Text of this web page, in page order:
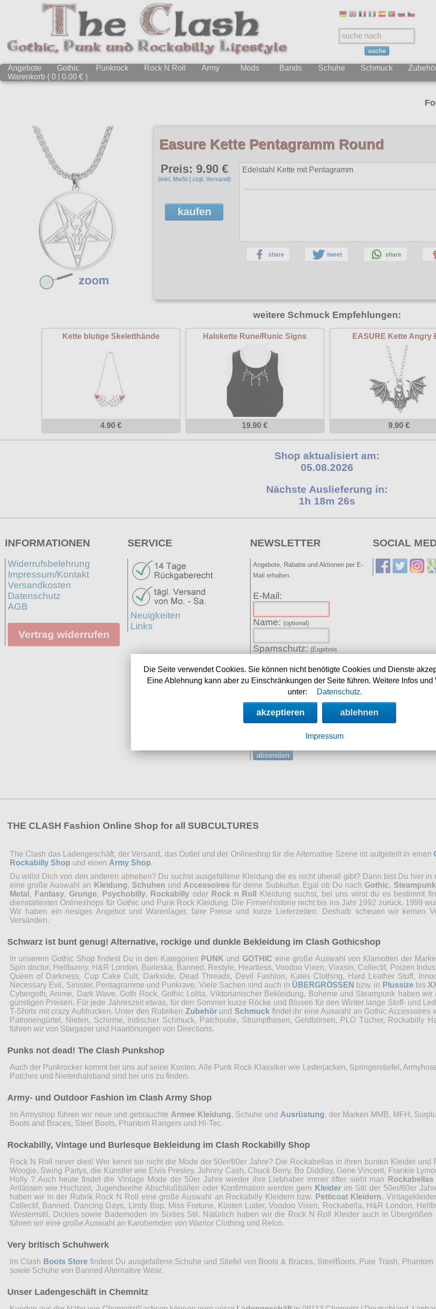
suche
Angebote Gothic Punkrock Rock N Roll Army Mods Bands Schuhe Schmuck
Warenkorb ( 0 | 0.00 € )
Folgt
Easure Kette Pentagramm Round
Preis: 9.90 €
(inkl. MwSt | zzgl. Versand)
kaufen
Edelstahl Kette mit Pentagramm
share tweet share
weitere Schmuck Empfehlungen:
Kette blutige Skeletthände
4.90 €
Halskette Rune/Runic Signs
19.90 €
EASURE Kette Angry
9.90 €
Shop aktualisiert am:
05.08.2026
Nächste Auslieferung in:
1h 18m 26s
INFORMATIONEN
Widerrufsbelehrung
Impressum/Kontakt
Versandkosten
Datenschutz
AGB
Vertrag widerrufen
SERVICE
Neuigkeiten
Links
NEWSLETTER
Angebote, Rabatte und Aktionen per E-
Mail erhalten.
E-Mail:
Name: (optional)
Spamschutz: (Ergebnis
2+5=
Sie erklären sich damit
Bearbeitung Ihres Anliegens verwendet
werden. Weitere Informationen und
Widerrufshinweise finden Sie in der
absenden
SOCIAL
THE CLASH Fashion Online Shop for all SUBCULTURES
The Clash das Ladengeschäft, der Versand, das Outlet und der Onlineshop für die Alternative Szene ist aufgeteilt in einen
Rockabilly Shop und einen Army Shop.
Du willst Dich von den anderen abheben? Du suchst ausgefallene Kleidung die es nicht überall gibt? Dann bist Du hier
eine große Auswahl an Kleidung, Schuhen und Accessoires für deine Subkultur. Egal ob Du nach Gothic, Steampunk
Metal , Fantasy, Grunge, Psychobilly, Rockabilly oder Rock n Roll
Kleidung suchst, bei uns wirst du es bestimmt
dienstältesten Onlineshops für Gothic und Punk Rock Kleidung. Die Firmenhistorie recht bis ins Jahr 1992 zurück. 1999
Wir haben ein riesiges Angebot und Warenlager, faire Preise und kurze Lieferzeiten. Deshalb scheuen wir keinen
Versänden.
Schwarz ist bunt genug! Alternative, rockige und dunkle Bekleidung im Clash Gothicshop
In unserem Gothic Shop findest Du in den Kategorien PUNK und GOTHIC eine große Auswahl von Klamotten der
Spin doctor, Hellbunny, H&R London, Burleska, Banned, Restyle, Heartless, Voodoo Vixen, Vixxsin, Collectif, Poizen
Queen of Darkness, Cup Cake Cult, Darkside, Dead Threads, Devil Fashion, Kates Clothing, Hard Leather Stuff,
Necessary Evil, Sinister, Pentagramme und Punkrave. Viele Sachen sind auch in ÜBERGRÖSSEN bzw. in Plussizebis
Cybergoth, Anime, Dark Wave, Goth Rock, Gothic Lolita, Viktorianischer Bekleidung, Boheme und Steampunk haben
günstigen Preisen. Für jede Jahreszeit etwas, für den Sommer kurze Röcke und Blusen für den Winter lange Stoff- und
T-Shirts mit crazy Aufdrucken. Unter den Rubriken ZubehörundSchmuck findet ihr eine Auswahl an Gothic Accessoires
Patronengürtel, Nieten, Schirme, indischer Schmuck, Patchoulie, Strumpfhosen, Geldbörsen, PLO Tücher, Rockabilly
führen wir von Stargazer und Haartönungen von Directions.
Punks not dead! The Clash Punkshop
Auch der Punkrocker kommt bei uns auf seine Kosten. Alle Punk Rock Klassiker wie Lederjacken, Springerstiefel,
Patches und Nietenhalsband sind bei uns zu finden.
Army- und Outdoor Fashion im Clash Army Shop
Im Armyshop führen wir neue und gebrauchte Armee Kleidung, Schuhe und Ausrüstung, der Marken MMB, MFH,
Boots and Braces, Steel Boots, Phantom Rangers und Hi-Tec.
Rockabilly, Vintage und Burlesque Bekleidung im Clash Rockabilly Shop
Rock N Roll never dies! Wer kennt sie nicht die Mode der 50er/60er Jahre? Die Rockabellas in ihren bunten Kleider
Woogie, Swing Partys, die Künstler wie Elvis Presley, Johnny Cash, Chuck Berry, Bo Diddley, Gene Vincent, Frankie
Holly ? Auch heute findet die Vintage Mode der 50er Jahre wieder ihre Liebhaber immer öfter sieht man
Rockabellas
Anlässen wie Hochzeit, Jugendweihe Abschlußbällen oder Konfirmation werden gern Kleider im Stil der 50er/60er
haben wir in der Rubrik Rock N Roll eine große Auswahl an Rockabilly Kleidern bzw. Petticoat Kleidern,
Collectif, Banned, Dancing Days, Lindy Bop, Miss Fortune, Küsten Luder, Voodoo Vixen, Rockabella, H&R London,
Westernstil, Dickies sowie Bademoden im Sixties Stil. Natürlich haben wir die Rock N Roll Kleider auch in
führen wir eine große Auswahl an Karohemden von Warrior Clothing und Relco.
Very britisch Schuhwerk
Im Clash Boots Store findest Du ausgefallene Schuhe und Stiefel von Boots & Braces, SteelBoots, Pure Trash,
sowie Schuhe von Banned Alternative Wear.
Unser Ladengeschäft in Chemnitz
Die Seite verwendet Cookies. Sie können nicht benötigte Cookies und Dienste
Eine Ablehnung kann aber zu Einschränkungen der Seite führen. Weitere Infos
unter:
Datenschutz.
akzeptieren ablehnen
Impressum